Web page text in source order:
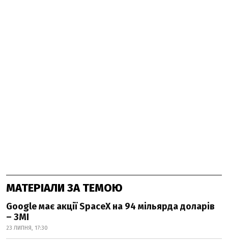
МАТЕРІАЛИ ЗА ТЕМОЮ
Google має акції SpaceX на 94 мільярда доларів
– ЗМІ
23 ЛИПНЯ, 17:30